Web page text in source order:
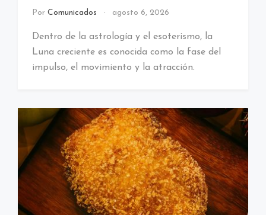
Por Comunicados agosto 6, 2026
Dentro de la astrología y el esoterismo, la
Luna creciente es conocida como la fase del
impulso, el movimiento y la atracción.